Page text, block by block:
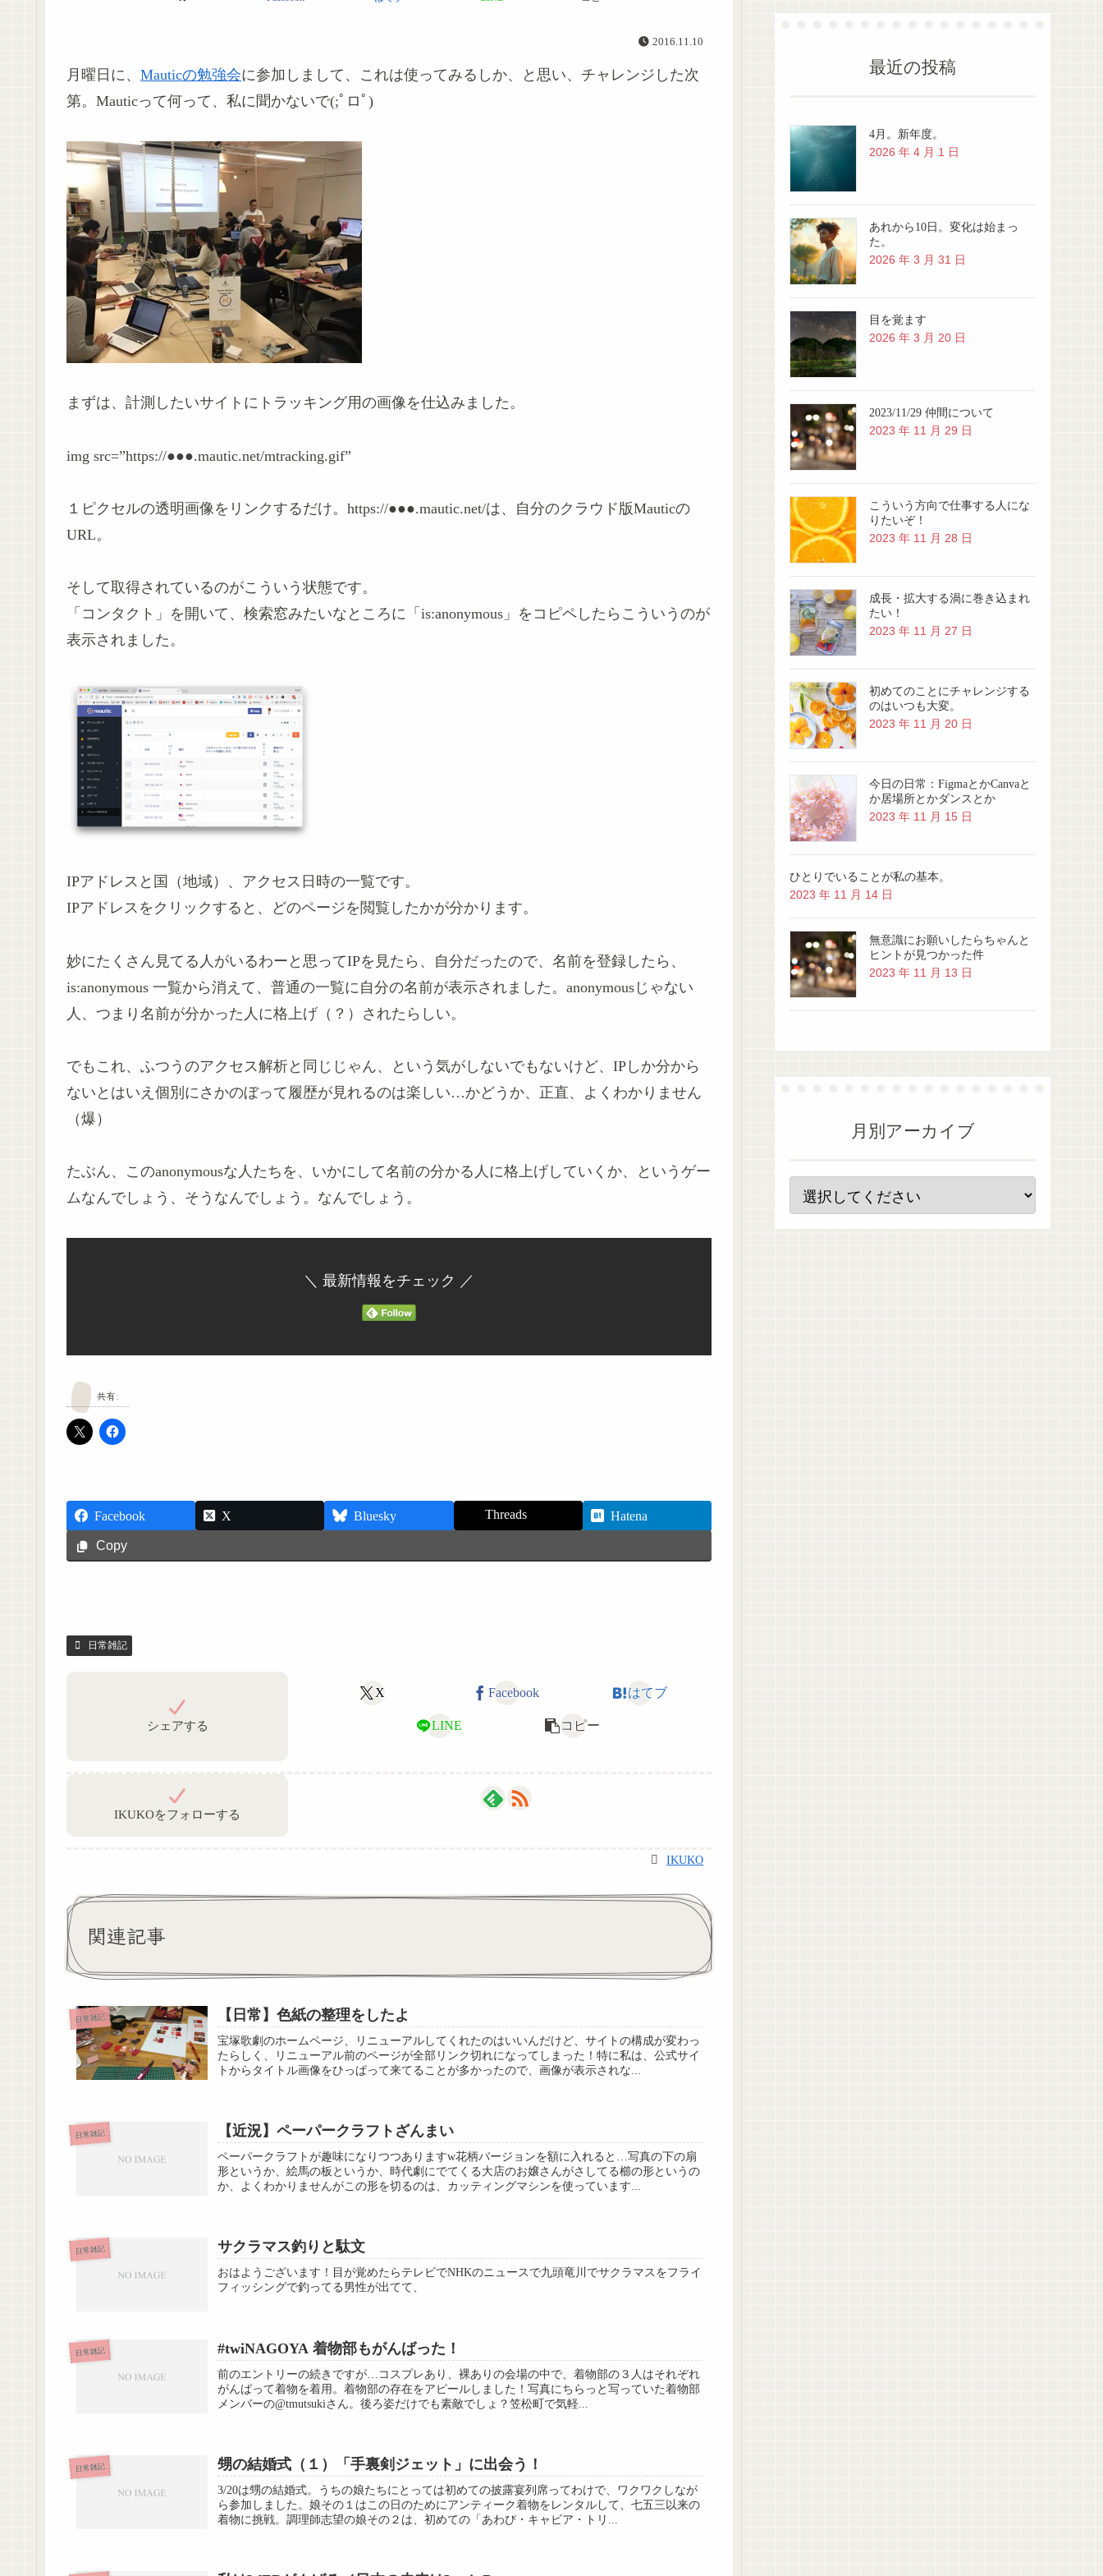
2016.11.10
月曜日に、 Mauticの勉強会に参加しまして、これは使ってみるしか、と思い、チャレンジした次
第。Mauticって何って、私に聞かないで(;ﾟロﾟ)
まずは、計測したいサイトにトラッキング用の画像を仕込みました。
img src=”https://●●●.mautic.net/mtracking.gif”
１ピクセルの透明画像をリンクするだけ。https://●●●.mautic.net/は、自分のクラウド版Mauticの
URL。
そして取得されているのがこういう状態です。
「コンタクト」を開いて、検索窓みたいなところに「is:anonymous」をコピペしたらこういうのが
表示されました。
IPアドレスと国（地域）、アクセス日時の一覧です。
IPアドレスをクリックすると、どのページを閲覧したかが分かります。
妙にたくさん見てる人がいるわーと思ってIPを見たら、自分だったので、名前を登録したら、
is:anonymous 一覧から消えて、普通の一覧に自分の名前が表示されました。anonymousじゃない
人、つまり名前が分かった人に格上げ（？）されたらしい。
でもこれ、ふつうのアクセス解析と同じじゃん、という気がしないでもないけど、IPしか分から
ないとはいえ個別にさかのぼって履歴が見れるのは楽しい…かどうか、正直、よくわかりません
（爆）
たぶん、このanonymousな人たちを、いかにして名前の分かる人に格上げしていくか、というゲー
ムなんでしょう、そうなんでしょう。なんでしょう。
＼ 最新情報をチェック ／
共有:
Facebook X Bluesky Threads
Hatena
Copy
日常雑記
シェアする
X Facebook はてブ
LINE コピー
IKUKOをフォローする
IKUKO
関連記事
日常雑記 【日常】色紙の整理をしたよ
宝塚歌劇のホームページ、リニューアルしてくれたのはいいんだけど、サイトの構成が変わっ
たらしく、リニューアル前のページが全部リンク切れになってしまった！特に私は、公式サイ
トからタイトル画像をひっぱって来てることが多かったので、画像が表示されな...
日常雑記 【近況】ペーパークラフトざんまい
ペーパークラフトが趣味になりつつありますw花柄バージョンを額に入れると…写真の下の扇
形というか、絵馬の板というか、時代劇にでてくる大店のお嬢さんがさしてる櫛の形というの
か、よくわかりませんがこの形を切るのは、カッティングマシンを使っています...
日常雑記 サクラマス釣りと駄文
おはようございます！目が覚めたらテレビでNHKのニュースで九頭竜川でサクラマスをフライ
フィッシングで釣ってる男性が出てて、
日常雑記 #twiNAGOYA 着物部もがんばった！
前のエントリーの続きですが…コスプレあり、裸ありの会場の中で、着物部の３人はそれぞれ
がんばって着物を着用。着物部の存在をアピールしました！写真にちらっと写っていた着物部
メンバーの@tmutsukiさん。後ろ姿だけでも素敵でしょ？笠松町で気軽...
日常雑記 甥の結婚式（１）「手裏剣ジェット」に出会う！
3/20は甥の結婚式。うちの娘たちにとっては初めての披露宴列席ってわけで、ワクワクしなが
ら参加しました。娘その１はこの日のためにアンティーク着物をレンタルして、七五三以来の
着物に挑戦。調理師志望の娘その２は、初めての「あわび・キャビア・トリ...
最近の投稿
4月。新年度。
2026 年 4 月 1 日
あれから10日。変化は始まっ
た。
2026 年 3 月 31 日
目を覚ます
2026 年 3 月 20 日
2023/11/29 仲間について
2023 年 11 月 29 日
こういう方向で仕事する人にな
りたいぞ！
2023 年 11 月 28 日
成長・拡大する渦に巻き込まれ
たい！
2023 年 11 月 27 日
初めてのことにチャレンジする
のはいつも大変。
2023 年 11 月 20 日
今日の日常：FigmaとかCanvaと
か居場所とかダンスとか
2023 年 11 月 15 日
ひとりでいることが私の基本。
2023 年 11 月 14 日
無意識にお願いしたらちゃんと
ヒントが見つかった件
2023 年 11 月 13 日
月別アーカイブ